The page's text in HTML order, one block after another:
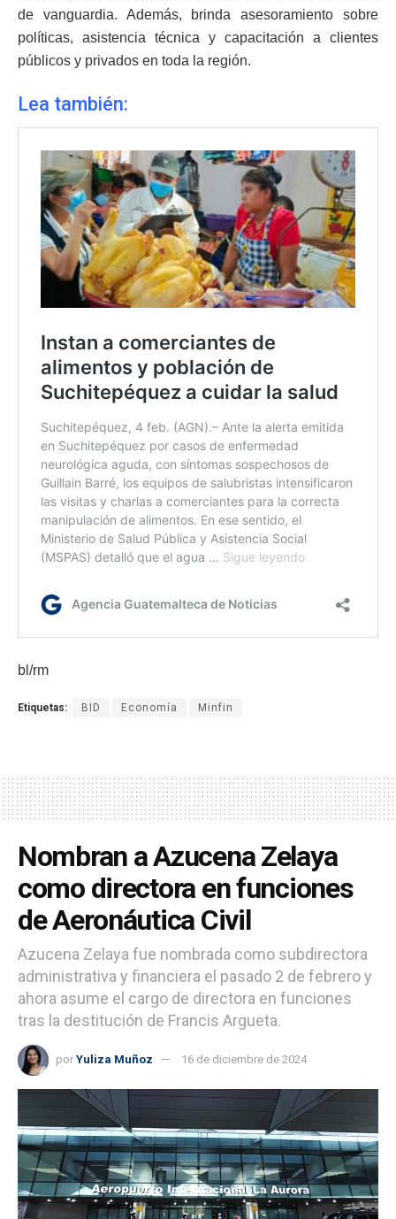
de vanguardia. Además, brinda asesoramiento sobre
políticas, asistencia técnica y capacitación a clientes
públicos y privados en toda la región.
Lea también:
bl/rm
Etiquetas: BID Economía Minfin
Nombran a Azucena Zelaya
como directora en funciones
de Aeronáutica Civil
Azucena Zelaya fue nombrada como subdirectora
administrativa y financiera el pasado 2 de febrero y
ahora asume el cargo de directora en funciones
tras la destitución de Francis Argueta.
por Yuliza Muñoz 16 de diciembre de 2024